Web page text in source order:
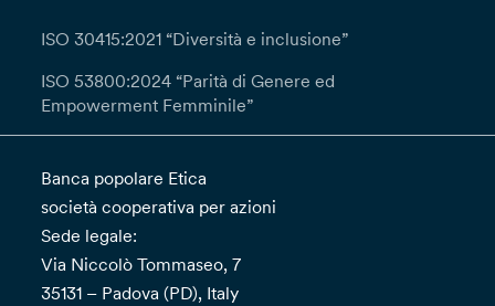
interlocutoria entro un (1) mese informandoti
ritenga che il trattamento dei tuoi dati da parte
del Titolare avvenga in violazione del GDPR
potrai proporre reclamo all’autorità di controllo.
ISO 30415:2021 “Diversità e inclusione”
ISO 53800:2024 “Parità di Genere ed
Empowerment Femminile”
Banca popolare Etica
società cooperativa per azioni
Sede legale:
Via Niccolò Tommaseo, 7
35131 – Padova (PD), Italy